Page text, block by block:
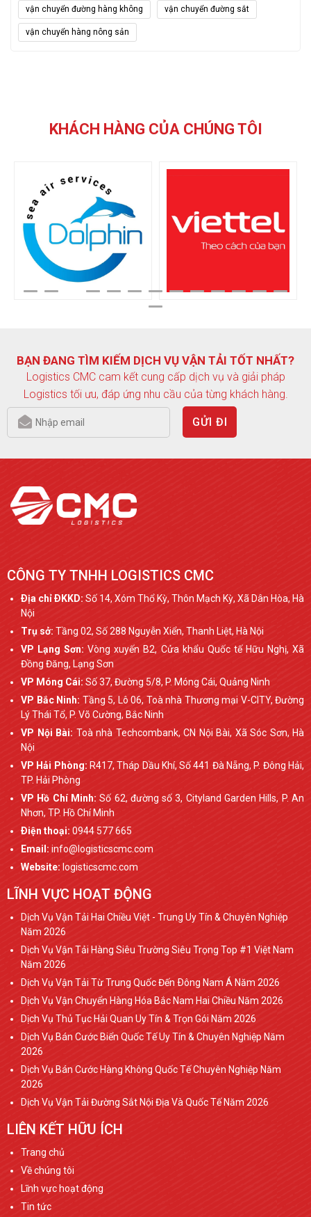
vận chuyển đường hàng không vận chuyển đường sắt
vận chuyển hàng nông sản
KHÁCH HÀNG CỦA CHÚNG TÔI
BẠN ĐANG TÌM KIẾM DỊCH VỤ VẬN TẢI TỐT NHẤT?
Logistics CMC cam kết cung cấp dịch vụ và giải pháp
Logistics tối ưu, đáp ứng nhu cầu của từng khách hàng.
GỬI ĐI
CÔNG TY TNHH LOGISTICS CMC
Ðịa chỉ ÐKKD: Số 14, Xóm Thổ Kỳ, Thôn Mạch Kỳ, Xã Dân Hòa, Hà
Nội
Trụ sở: Tầng 02, Số 288 Nguyễn Xiển, Thanh Liệt, Hà Nội
VP Lạng Sơn: Vòng xuyến B2, Cửa khẩu Quốc tế Hữu Nghị, Xã
Đồng Đăng, Lạng Sơn
VP Móng Cái: Số 37, Đường 5/8, P. Móng Cái, Quảng Ninh
VP Bắc Ninh: Tầng 5, Lô 06, Toà nhà Thương mại V-CITY, Đường
Lý Thái Tổ, P. Võ Cường, Bắc Ninh
VP Nội Bài: Toà nhà Techcombank, CN Nội Bài, Xã Sóc Sơn, Hà
Nội
VP Hải Phòng: R417, Tháp Dầu Khí, Số 441 Đà Nẵng, P. Đông Hải,
TP. Hải Phòng
VP Hồ Chí Minh: Số 62, đường số 3, Cityland Garden Hills, P. An
Nhơn, TP. Hồ Chí Minh
Ðiện thoại: 0944 577 665
Email: info@logisticscmc.com
Website: logisticscmc.com
LĨNH VỰC HOẠT ĐỘNG
Dịch Vụ Vận Tải Hai Chiều Việt - Trung Uy Tín & Chuyên Nghiệp
Năm 2026
Dịch Vụ Vận Tải Hàng Siêu Trường Siêu Trọng Top #1 Việt Nam
Năm 2026
Dịch Vụ Vận Tải Từ Trung Quốc Đến Ðông Nam Á Năm 2026
Dịch Vụ Vận Chuyển Hàng Hóa Bắc Nam Hai Chiều Năm 2026
Dịch Vụ Thủ Tục Hải Quan Uy Tín & Trọn Gói Năm 2026
Dịch Vụ Bán Cước Biển Quốc Tế Uy Tín & Chuyên Nghiệp Năm
2026
Dịch Vụ Bán Cước Hàng Không Quốc Tế Chuyên Nghiệp Năm
2026
Dịch Vụ Vận Tải Đường Sắt Nội Địa Và Quốc Tế Năm 2026
LIÊN KẾT HỮU ÍCH
Trang chủ
Về chúng tôi
Lĩnh vực hoạt động
Tin tức